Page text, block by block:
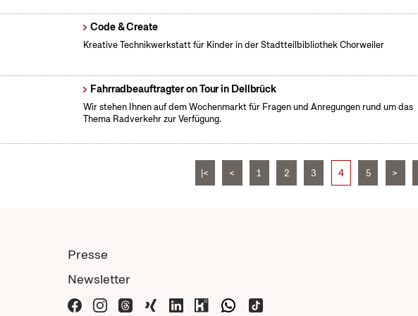
Code & Create
Kreative Technikwerkstatt für Kinder in der Stadtteilbibliothek Chorweiler
Fahrradbeauftragter on Tour in Dellbrück
Wir stehen Ihnen auf dem Wochenmarkt für Fragen und Anregungen rund um das
Thema Radverkehr zur Verfügung.
|< < 1 2 3 4 5 >
Presse
Newsletter